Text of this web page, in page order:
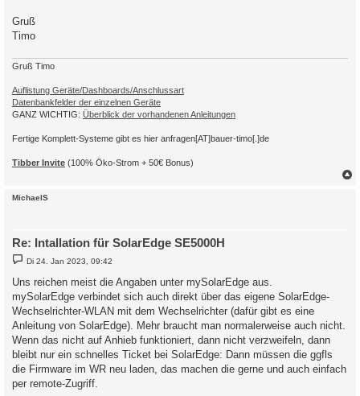
Gruß
Timo
Gruß Timo
Auflistung Geräte/Dashboards/Anschlussart
Datenbankfelder der einzelnen Geräte
GANZ WICHTIG: Überblick der vorhandenen Anleitungen
Fertige Komplett-Systeme gibt es hier anfragen[AT]bauer-timo[.]de
Tibber Invite (100% Öko-Strom + 50€ Bonus)
MichaelS
Re: Intallation für SolarEdge SE5000H
B
e
t
r
g
Di 24. Jan 2023, 09:42
Uns reichen meist die Angaben unter mySolarEdge aus.
mySolarEdge verbindet sich auch direkt über das eigene SolarEdge-
Wechselrichter-WLAN mit dem Wechselrichter (dafür gibt es eine
Anleitung von SolarEdge). Mehr braucht man normalerweise auch nicht.
Wenn das nicht auf Anhieb funktioniert, dann nicht verzweifeln, dann
bleibt nur ein schnelles Ticket bei SolarEdge: Dann müssen die ggfls
die Firmware im WR neu laden, das machen die gerne und auch einfach
per remote-Zugriff.